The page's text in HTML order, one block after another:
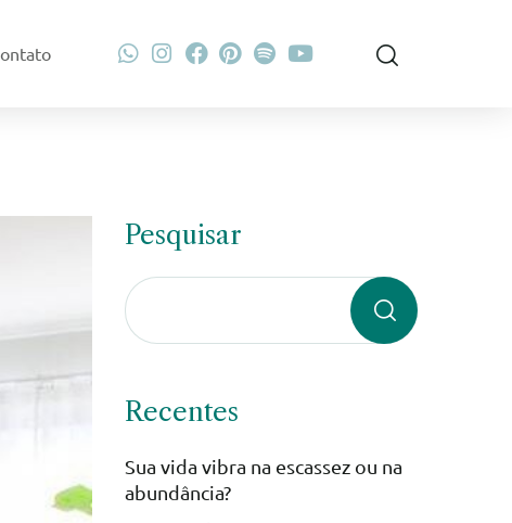
Pesquisar
Recentes
Sua vida vibra na escassez ou na
abundância?